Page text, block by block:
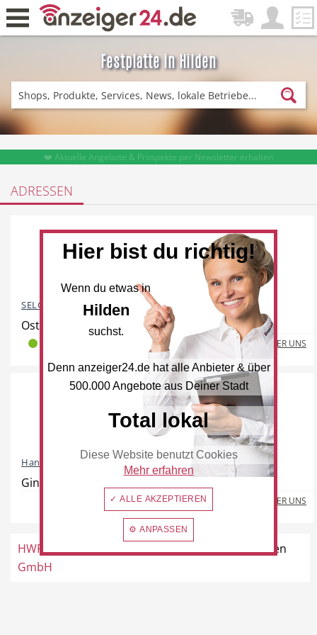
Festplatte in Hilden
Zurück
Fitness & Sport Lieferservice
Einkaufen DE-News
News Restaurant
Beauty & Wellness
Auto Handwerk
Sport & Freizeit
❤️ Aktuelle Angebote & Prospekte per Newsletter erhalten
ADRESSEN
SELGROS Hilden
Oststraße 17, 40724 Hilden
MEHR ÜBER UNS
Handelshof
Ginsterweg 14, 42781 Haan
MEHR ÜBER UNS
HWF Office Concept
GmbH
Jahnstraße 19a, 40723 Hilden
Hier bist du richtig!
Wenn du etwas in
Hilden
suchst.
Denn anzeiger24.de hat alle Anbieter & über
500.000 Angebote aus Deiner Stadt
Total lokal
Diese Website benutzt Cookies
Mehr erfahren
✓ ALLE AKZEPTIEREN
⚙ ANPASSEN